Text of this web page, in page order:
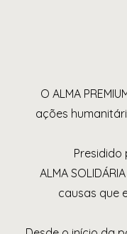
O ALMA
ações
ALMA
causas que